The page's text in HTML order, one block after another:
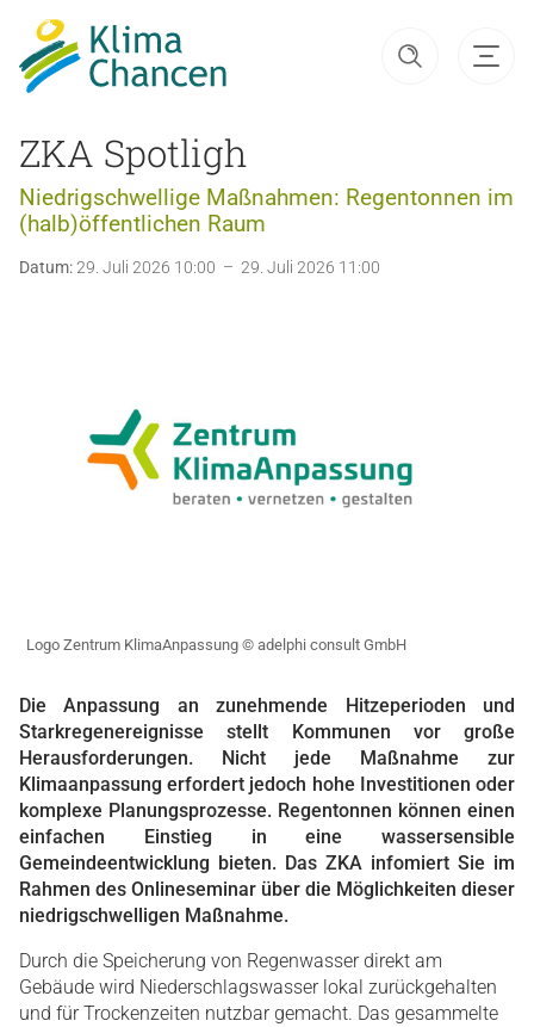
ZKA Spotligh
Niedrigschwellige Maßnahmen: Regentonnen im
(halb)öffentlichen Raum
Datum:29. Juli 2026 10:00 – 29. Juli 2026 11:00
Logo Zentrum KlimaAnpassung © adelphi consult GmbH
Die Anpassung an zunehmende Hitzeperioden und
Starkregenereignisse stellt Kommunen vor große
Herausforderungen. Nicht jede Maßnahme zur
Klimaanpassung erfordert jedoch hohe Investitionen oder
komplexe Planungsprozesse. Regentonnen können einen
einfachen Einstieg in eine wassersensible
Gemeindeentwicklung bieten. Das ZKA infomiert Sie im
Rahmen des Onlineseminar über die Möglichkeiten dieser
niedrigschwelligen Maßnahme.
Durch die Speicherung von Regenwasser direkt am
Gebäude wird Niederschlagswasser lokal zurückgehalten
und für Trockenzeiten nutzbar gemacht. Das gesammelte